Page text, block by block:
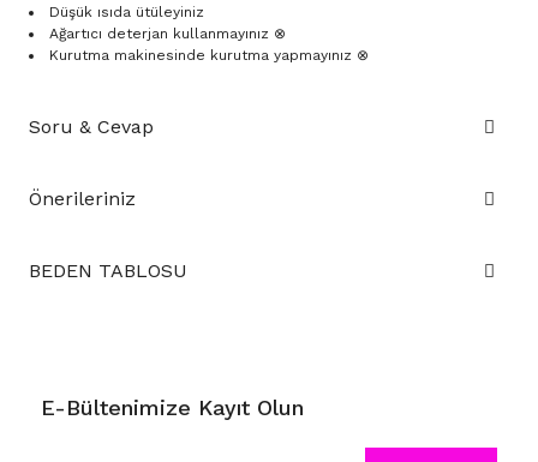
Düşük ısıda ütüleyiniz
Ağartıcı deterjan kullanmayınız ⊗
Kurutma makinesinde kurutma yapmayınız ⊗
Soru & Cevap
Önerileriniz
BEDEN TABLOSU
E-Bültenimize Kayıt Olun